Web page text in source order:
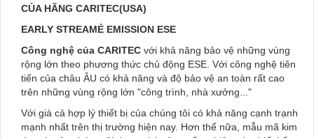
CỦA HÃNG CARITEC(USA)
EARLY STREAMẺ EMISSION ESE
Công nghệ của CARITEC với khả năng bảo vệ những vùng
rộng lớn theo phương thức chủ động ESE. Với công nghệ tiên
tiến của châu ÂU có khả năng và độ bảo vệ an toàn rất cao
trên những vùng rộng lớn "công trình, nhà xưởng..."
Với giá cả hợp lý thiết bị của chúng tôi có khả năng cạnh trạnh
mạnh nhất trên thị trường hiện nay. Hơn thế nữa, mẫu mã kim